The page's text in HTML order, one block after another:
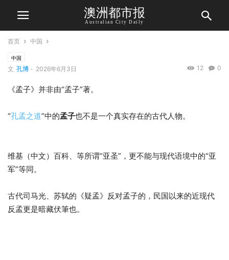
澳洲都市报
Australian City Daily
首页 中国
中国
文 孔博 - 2026年6月3日 0
12
《孟子》并非由“孟子”著。
“孔孟之道”中的孟子也不是一个真实存在的古代人物。
维基（中文）百科、等所谓“亚圣”，更不能与现代语境中的“亚
军”等同。
古代司马光、苏轼的《疑孟》反对孟子的，民国以来的近现代
反孟更是暗藏伏筆也。